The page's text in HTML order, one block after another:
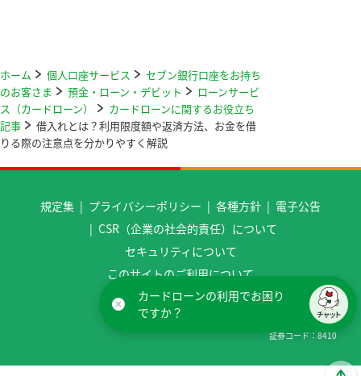
ホーム 個人口座サービス
セブン銀行口座をお持ち
のお客さま
預金・ローン・デビット
ローンサービ
ス（カードローン）
カードローンに関するお役立ち
記事
借入れとは？利用限度額や返済方法、お金を借
りる際の注意点を分かりやすく解説
規定集 プライバシーポリシー 各種方針
電子公告
CSR（企業の社会的責任）について
セキュリティについて
このサイトのご利用について
アクセシビリティ方針について
0034
証券コード
8410
カードローンの利用でお困り
ですか？